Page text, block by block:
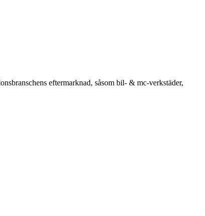
eftermarknad, såsom bil- & mc-verkstäder,